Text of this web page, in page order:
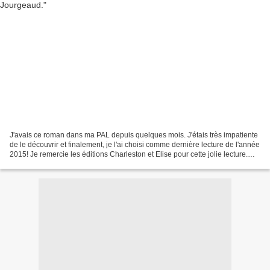
J'avais ce roman dans ma PAL depuis quelques mois. J'étais très impatiente
de le découvrir et finalement, je l'ai choisi comme dernière lecture de l'année
2015! Je remercie les éditions Charleston et Elise pour cette jolie lecture.